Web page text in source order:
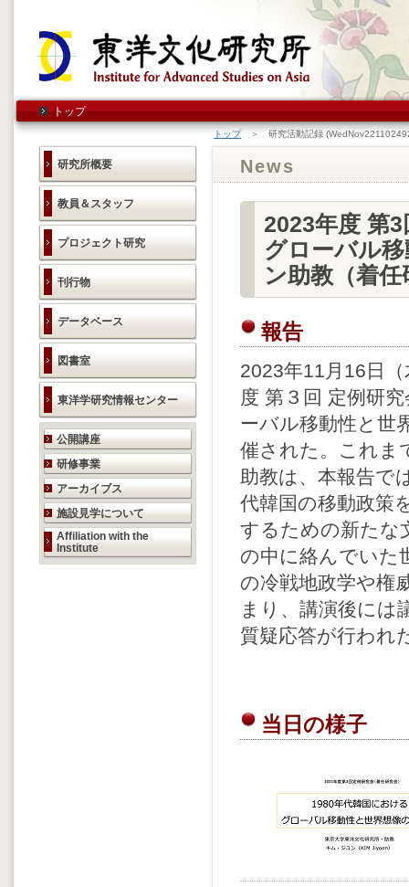
トップ
研究所概要
教員＆スタッフ
プロジェクト研究
刊行物
データベース
図書室
東洋学研究情報センター
研究活動のご案内
公開講座
研修事業
アーカイブス
施設見学について
Affiliation with the
Institute
トップ＞ 研究活動記録
News
2023年度 第
グローバル
ン助教（着
報告
2023年11月16日
度 第３回 定例研
ーバル移動性と世
催された。これま
助教は、本報告で
代韓国の移動政策
するための新たな
の中に絡んでいた
の冷戦地政学や権
まり、講演後には
質疑応答が行われ
当日の様子